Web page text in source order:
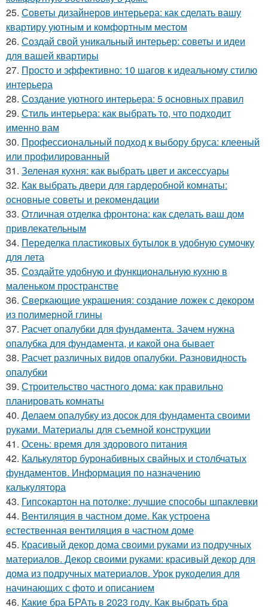
25. Советы дизайнеров интерьера: как сделать вашу
квартиру уютным и комфортным местом
26. Создай свой уникальный интерьер: советы и идеи
для вашей квартиры
27. Просто и эффективно: 10 шагов к идеальному стилю
интерьера
28. Создание уютного интерьера: 5 основных правил
29. Стиль интерьера: как выбрать то, что подходит
именно вам
30. Профессиональный подход к выбору бруса: клееный
или профилированный
31. Зеленая кухня: как выбрать цвет и аксессуары
32. Как выбрать двери для гардеробной комнаты:
основные советы и рекомендации
33. Отличная отделка фронтона: как сделать ваш дом
привлекательным
34. Переделка пластиковых бутылок в удобную сумочку
для лета
35. Создайте удобную и функциональную кухню в
маленьком пространстве
36. Сверкающие украшения: создание ложек с декором
из полимерной глины
37. Расчет опалубки для фундамента. Зачем нужна
опалубка для фундамента, и какой она бывает
38. Расчет различных видов опалубки. Разновидность
опалубки
39. Строительство частного дома: как правильно
планировать комнаты
40. Делаем опалубку из досок для фундамента своими
руками. Материалы для съемной конструкции
41. Осень: время для здорового питания
42. Калькулятор буронабивных свайных и столбчатых
фундаментов. Информация по назначению
калькулятора
43. Гипсокартон на потолке: лучшие способы шпаклевки
44. Вентиляция в частном доме. Как устроена
естественная вентиляция в частном доме
45. Красивый декор дома своими руками из подручных
материалов. Декор своими руками: красивый декор для
дома из подручных материалов. Урок рукоделия для
начинающих с фото и описанием
46. Какие бра БРАть в 2023 году. Как выбрать бра